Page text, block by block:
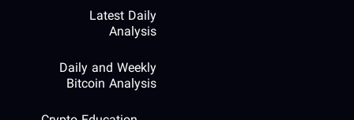
Latest Daily
Analysis
Daily and Weekly
Bitcoin Analysis